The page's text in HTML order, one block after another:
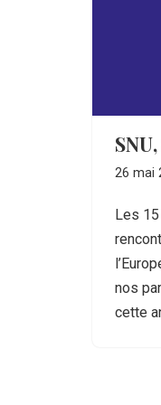
26 mai
Les
nos
cette